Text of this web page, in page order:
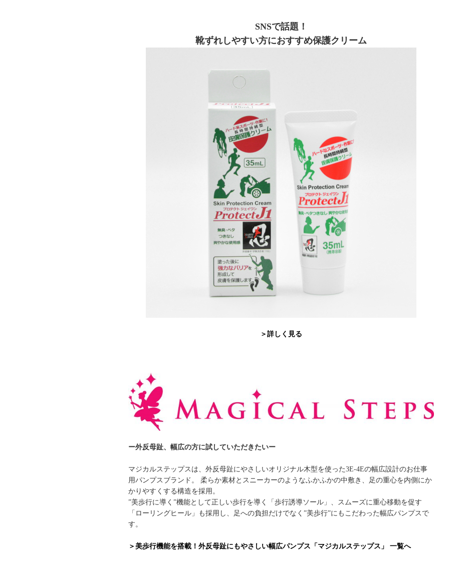
SNSで話題！
靴ずれしやすい方におすすめ保護クリーム
＞詳しく見る
ー外反母趾、幅広の方に試していただきたいー
マジカルステップスは、外反母趾にやさしいオリジナル木型を使った3E-4Eの幅広設計のお仕事
用パンプスブランド。 柔らか素材とスニーカーのようなふかふかの中敷き、足の重心を内側にか
かりやすくする構造を採用。
”美歩行に導く”機能として正しい歩行を導く「歩行誘導ソール」、スムーズに重心移動を促す
「ローリングヒール」も採用し、足への負担だけでなく”美歩行”にもこだわった幅広パンプスで
す。
＞美歩行機能を搭載！外反母趾にもやさしい幅広パンプス「マジカルステップス」 一覧へ